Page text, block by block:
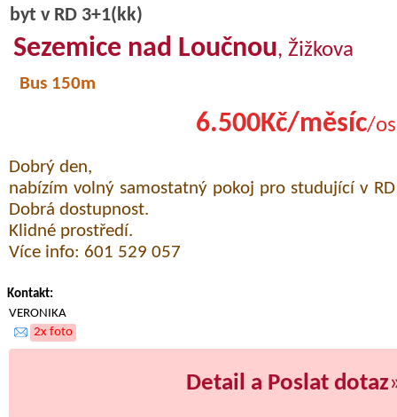
byt v RD 3+1(kk)
Sezemice nad Loučnou, Žižkova
Bus 150m
6.500Kč/měsíc/
Dobrý den,
nabízím volný samostatný pokoj pro studující v
Dobrá dostupnost.
Klidné prostředí.
Více info: 601 529 057
Kontakt:
VERONIKA
2x foto
Detail a Poslat dotaz